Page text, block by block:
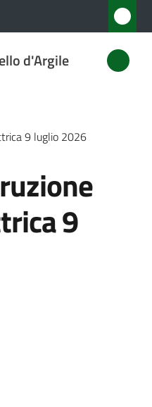
d'Argile
9 luglio 2026
9